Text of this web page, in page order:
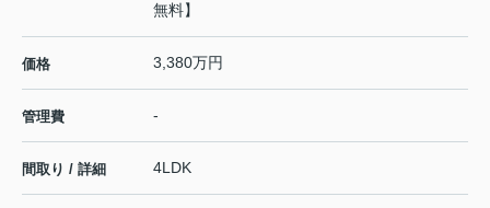
無料】
価格 3,380万円
管理費 -
間取り / 詳細 4LDK